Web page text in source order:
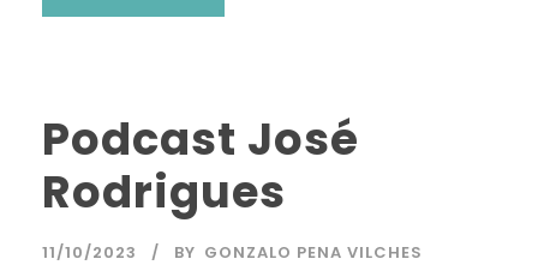
Podcast José
Rodrigues
11/10/2023 BY GONZALO PENA VILCHES